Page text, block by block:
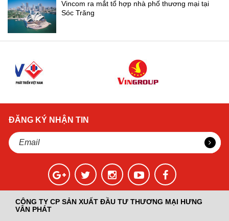
Vincom ra mắt tổ hợp nhà phố thương mại tại
Sóc Trăng
ĐĂNG KÝ NHẬN TIN
CÔNG TY CP SẢN XUẤT ĐẦU TƯ THƯƠNG MẠI HƯNG
VÂN PHÁT